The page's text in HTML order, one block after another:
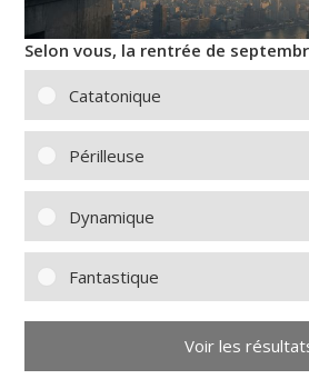
Selon vous, la rentrée de
Catatonique
Périlleuse
Dynamique
Fantastique
Voir les